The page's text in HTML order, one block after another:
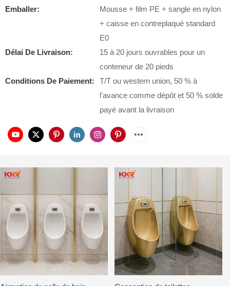
Emballer:
Mousse + film PE + sangle en nylon
+ caisse en contreplaqué standard
E0
Délai De Livraison:
15 à 20 jours ouvrables pour un
conteneur de 20 pieds
Conditions De Paiement:
T/T ou western union, 50 % à
l'avance comme dépôt et 50 % solde
payé avant la livraison